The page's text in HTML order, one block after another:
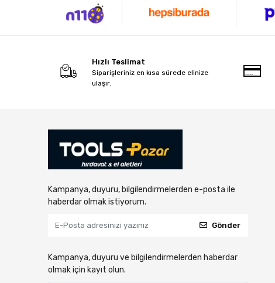
Hiper
ICECO
İzeltaş
Kingston
Loctite
MADCAR
MOLYDUVAL
NATUJEN
Hızlı Teslimat
Siparişleriniz en kısa sürede elinize
ulaşır.
Kampanya, duyuru, bilgilendirmelerden e-posta ile
haberdar olmak istiyorum.
Gönder
Kampanya, duyuru ve bilgilendirmelerden haberdar
olmak için kayıt olun.